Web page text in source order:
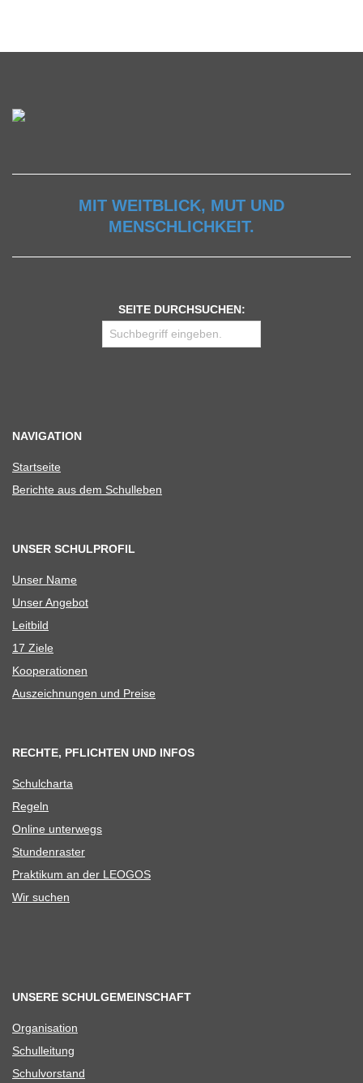
MIT WEITBLICK, MUT UND
MENSCHLICHKEIT.
SEITE DURCHSUCHEN:
NAVIGATION
Start­seite
Berichte aus dem Schulleben
UNSER SCHULPROFIL
Unser Name
Unser Ange­bot
Leit­bild
17 Ziele
Koope­ra­tio­nen
Aus­zeich­nun­gen und Preise
RECHTE, PFLICHTEN UND INFOS
Schul­charta
Regeln
Online unter­wegs
Stun­den­ras­ter
Prak­ti­kum an der LEOGOS
Wir suchen
UNSERE SCHULGEMEINSCHAFT
Orga­ni­sa­tion
Schul­lei­tung
Schul­vor­stand